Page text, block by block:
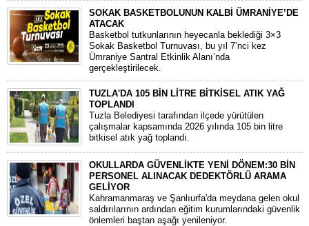
SOKAK BASKETBOLUNUN KALBİ ÜMRANİYE’DE
ATACAK
Basketbol tutkunlarının heyecanla beklediği 3×3
Sokak Basketbol Turnuvası, bu yıl 7’nci kez
Ümraniye Santral Etkinlik Alanı’nda
gerçekleştirilecek.
TUZLA'DA 105 BİN LİTRE BİTKİSEL ATIK YAĞ
TOPLANDI
Tuzla Belediyesi tarafından ilçede yürütülen
çalışmalar kapsamında 2026 yılında 105 bin litre
bitkisel atık yağ toplandı.
OKULLARDA GÜVENLİKTE YENİ DÖNEM:30 BİN
PERSONEL ALINACAK DEDEKTÖRLÜ ARAMA
GELİYOR
​Kahramanmaraş ve Şanlıurfa'da meydana gelen okul
saldırılarının ardından eğitim kurumlarındaki güvenlik
önlemleri baştan aşağı yenileniyor.